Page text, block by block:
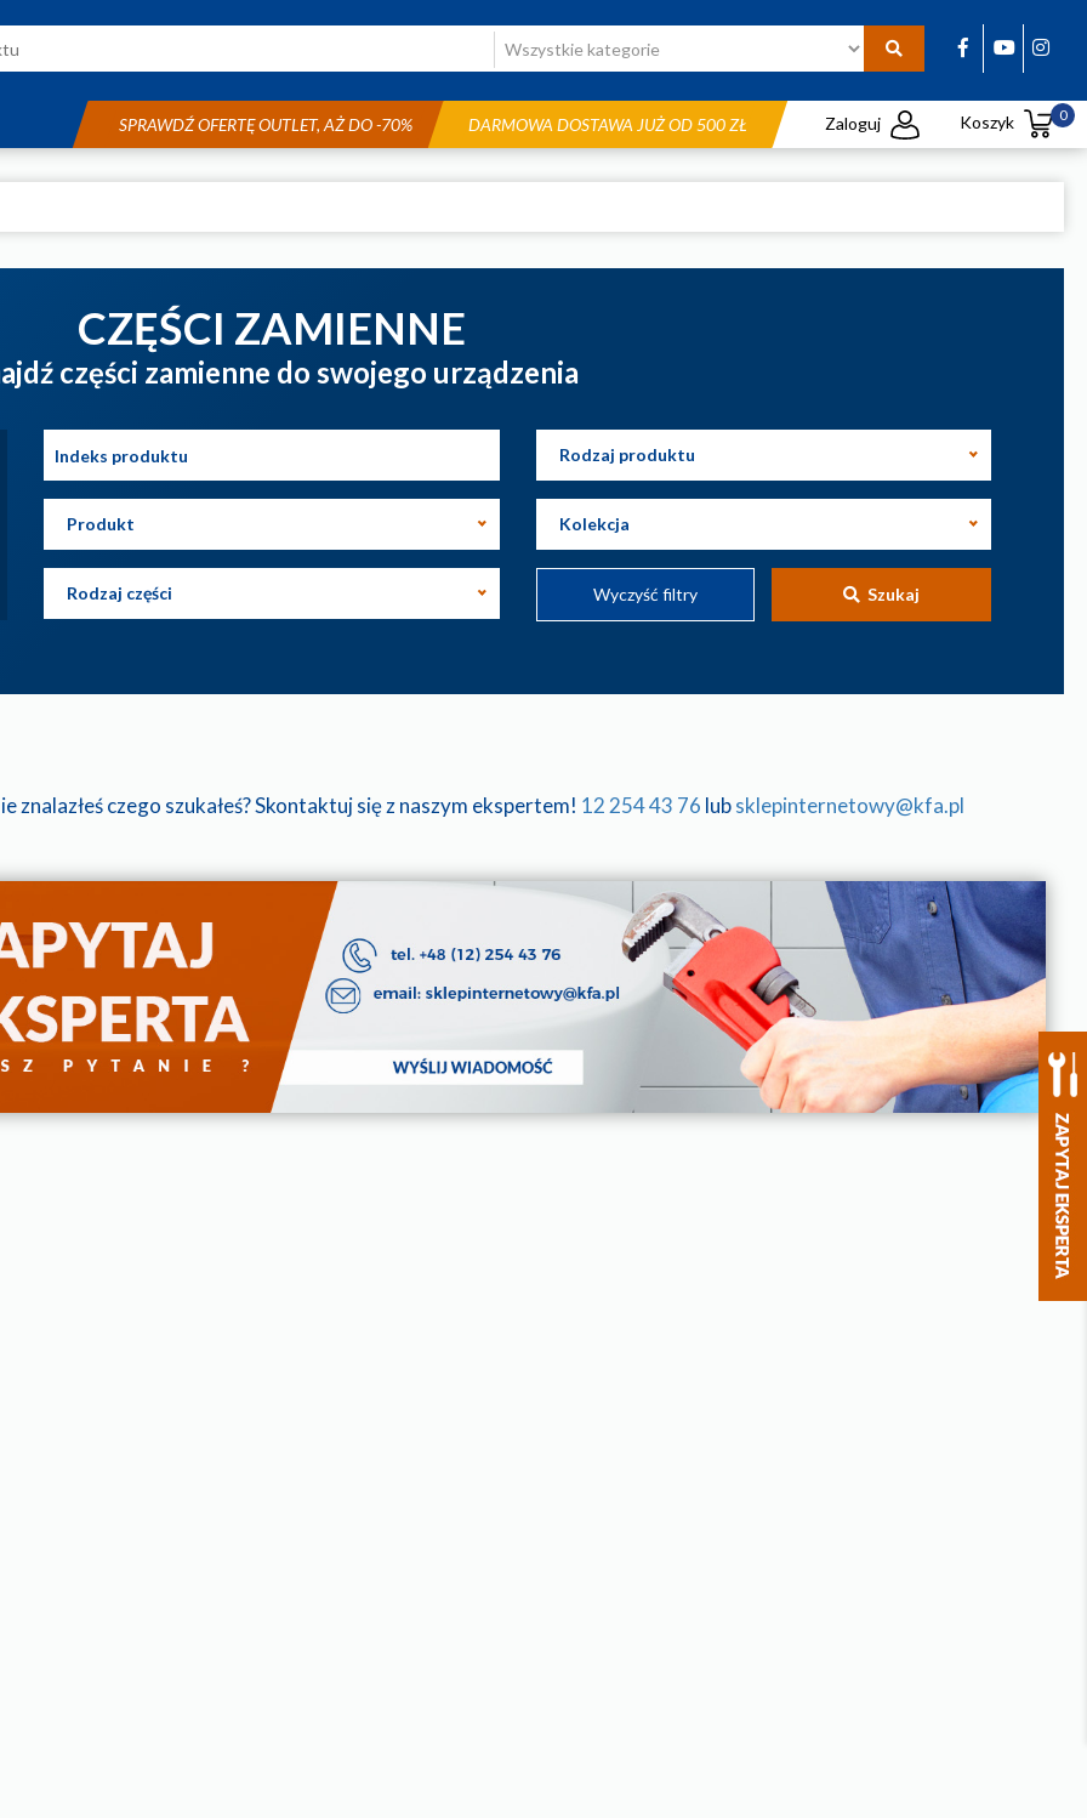
SPRAWDŹ OFERTĘ OUTLET, AŻ DO -70% DARMOWA DOSTAWA JUŻ OD 500 ZŁ Zaloguj Koszyk 0
CZĘŚCI ZAMIENNE
części zamienne do swojego urządzenia
Rodzaj produktu
Produkt Kolekcja
Rodzaj części Wyczyść filtry Szukaj
znalazłeś czego szukałeś? Skontaktuj się z naszym ekspertem! 12 254 43 76 lubsklepinternetowy@kfa.pl